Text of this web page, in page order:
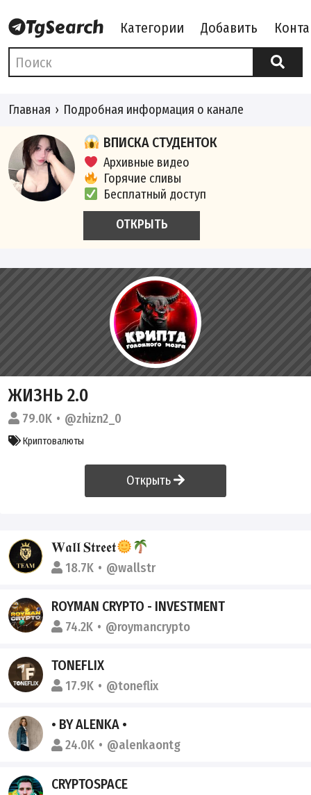
Категории Добавить
Главная Подробная информация о канале
ВПИСКА СТУДЕНТОК
Архивные видео
Горячие сливы
Бесплатный доступ
ОТКРЫТЬ
ЖИЗНЬ 2.0
79.0K @zhizn2_0
Криптовалюты
Открыть
𝐖𝖆𝖑𝖑 𝐒𝖙𝖗𝖊𝖊𝖙
18.7K @wallstr
ROYMAN CRYPTO - INVESTMENT
74.2K @roymancrypto
TONEFLIX
17.9K @toneflix
• BY ALENKA •
24.0K @alenkaontg
CRYPTOSPACE